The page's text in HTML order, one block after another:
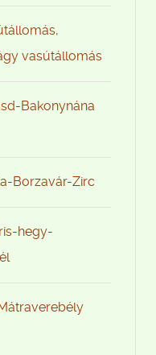
vasútállomás
Bakonynána
Borzavár-Zirc
hegy-